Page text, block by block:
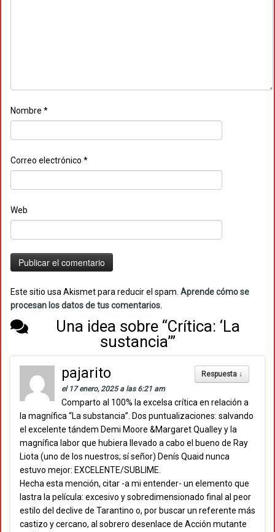
Nombre *
Correo electrónico *
Web
Este sitio usa Akismet para reducir el spam. Aprende cómo se
procesan los datos de tus comentarios.
Una idea sobre “Crítica: ‘La
sustancia’”
Respuesta ↓
pajarito
el 17 enero, 2025 a las 6:21 am
Comparto al 100% la excelsa crítica en relación a
la magnífica “La substancia”. Dos puntualizaciones: salvando
el excelente tándem Demi Moore &Margaret Qualley y la
magnífica labor que hubiera llevado a cabo el bueno de Ray
Liota (uno de los nuestros; sí señor) Denís Quaid nunca
estuvo mejor: EXCELENTE/SUBLIME.
Hecha esta mención, citar -a mi entender- un elemento que
lastra la película: excesivo y sobredimensionado final al peor
estilo del declive de Tarantino o, por buscar un referente más
castizo y cercano, al sobrero desenlace de Acción mutante